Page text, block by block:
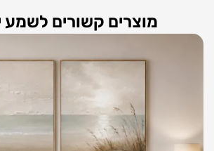
מוצרים קשורים לשמע